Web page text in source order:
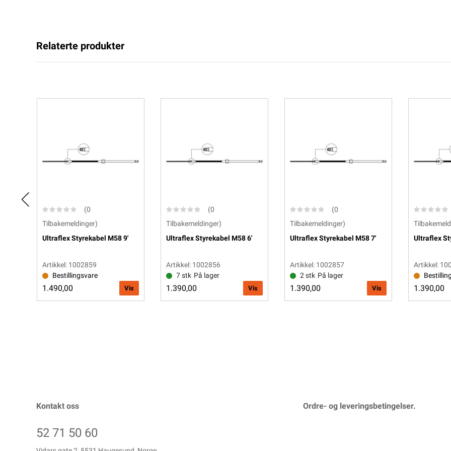
Relaterte produkter
(0
Tilbakemeldinger)
Ultraflex Styrekabel M58 9'
Artikkel: 1002859
Bestillingsvare
1.490,00 Vis
(0
Tilbakemeldinger)
Ultraflex Styrekabel M58 6'
Artikkel: 1002856
7 stk På lager
1.390,00 Vis
(0
Tilbakemeldinger)
Ultraflex Styrekabel M58 7'
Artikkel: 1002857
2 stk På lager
1.390,00 Vis
Ultraflex
Artikkel:
1.390,00
Kontakt oss
52 71 50 60
Ordre- og leveringsbetingelser.